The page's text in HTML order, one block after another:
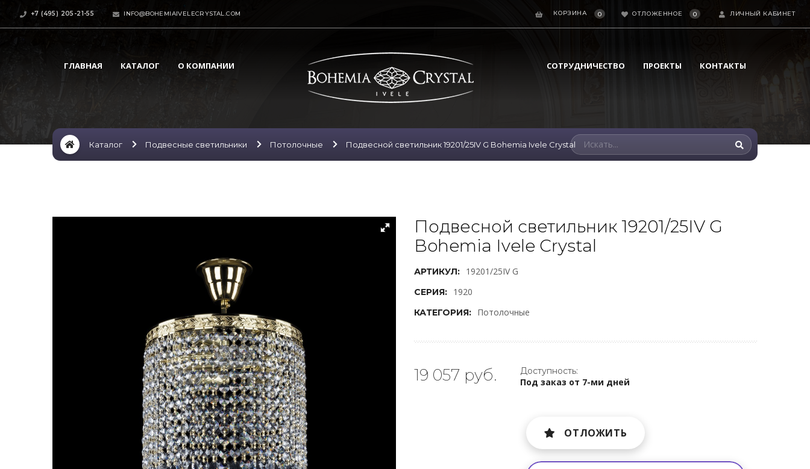
+7 (495) 205-21-55 INFO@BOHEMIAIVELECRYSTAL.COM КОРЗИНА 0 ОТЛОЖЕННОЕ 0 ЛИЧНЫЙ КАБИНЕТ
ГЛАВНАЯ КАТАЛОГ О КОМПАНИИ СОТРУДНИЧЕСТВО ПРОЕКТЫ КОНТАКТЫ
Каталог Подвесные светильники Потолочные Подвесной светильник 19201/25IV G Bohemia Ivele Crystal
Подвесной светильник 19201/25IV G
Bohemia Ivele Crystal
АРТИКУЛ: 19201/25IV G
СЕРИЯ: 1920
КАТЕГОРИЯ: Потолочные
19 057 руб. Доступность:
Под заказ от 7-ми дней
ОТЛОЖИТЬ